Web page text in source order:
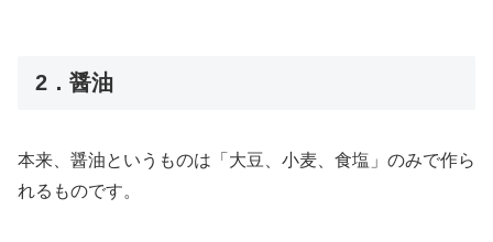
2．醤油
本来、醤油というものは「大豆、小麦、食塩」のみで作ら
れるものです。